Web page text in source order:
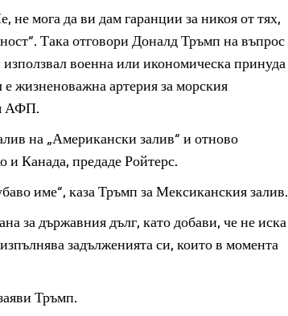
не мога да ви дам гаранции за никоя от тях,
Така отговори Доналд Тръмп на въпрос
военна или икономическа принуда
жизненоважна артерия за морския
АФП.
на „Американски залив“ и отново
Канада, предаде Ройтерс.
име“, каза Тръмп за Мексиканския залив.
за държавния дълг, като добави, че не иска
задълженията си, които в момента
Тръмп.